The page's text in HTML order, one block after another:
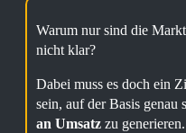
Warum nur sind die
nicht klar?
Dabei muss es doch ein
sein, auf der Basis genau
an Umsatz zu generieren.